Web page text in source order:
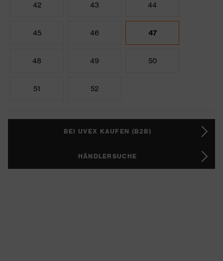
42 43 44
45 46 47
48 49 50
51 52
BEI UVEX KAUFEN (B2B)
HÄNDLERSUCHE